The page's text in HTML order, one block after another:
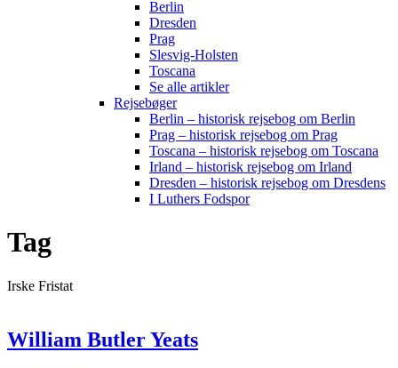
Berlin
Dresden
Prag
Slesvig-Holsten
Toscana
Se alle artikler
Rejsebøger
Berlin – historisk rejsebog om Berlin
Prag – historisk rejsebog om Prag
Toscana – historisk rejsebog om Toscana
Irland – historisk rejsebog om Irland
Dresden – historisk rejsebog om Dresdens
I Luthers Fodspor
Tag
Irske Fristat
William Butler Yeats